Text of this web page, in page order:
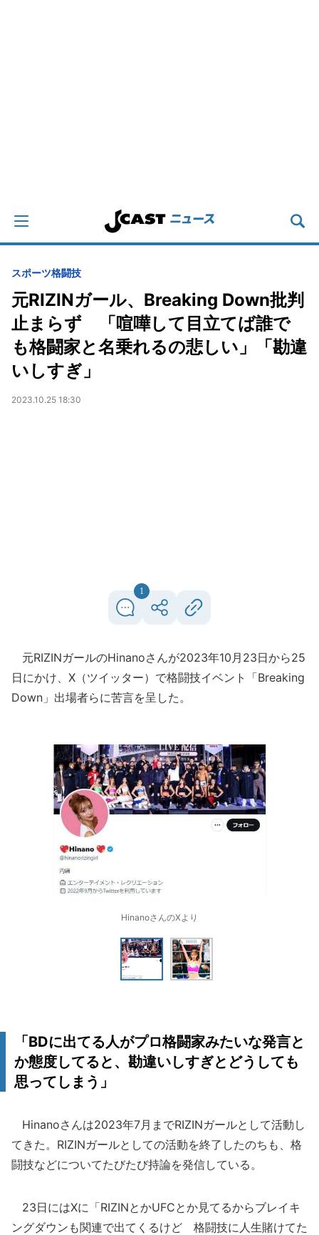
スポーツ格闘技
元RIZINガール、Breaking Down批判
止まらず 「喧嘩して目立てば誰で
も格闘家と名乗れるの悲しい」「勘違
いしすぎ」
2023.10.25 18:30
1
元RIZINガールのHinanoさんが2023年10月23日から25
日にかけ、X（ツイッター）で格闘技イベント「Breaking
Down」出場者らに苦言を呈した。
HinanoさんのXより
「BDに出てる人がプロ格闘家みたいな発言と
か態度してると、勘違いしすぎとどうしても
思ってしまう」
Hinanoさんは2023年7月までRIZINガールとして活動し
てきた。RIZINガールとしての活動を終了したのちも、格
闘技などについてたびたび持論を発信している。
23日にはXに「RIZINとかUFCとか見てるからブレイキ
ングダウンも関連で出てくるけど 格闘技に人生賭けてた